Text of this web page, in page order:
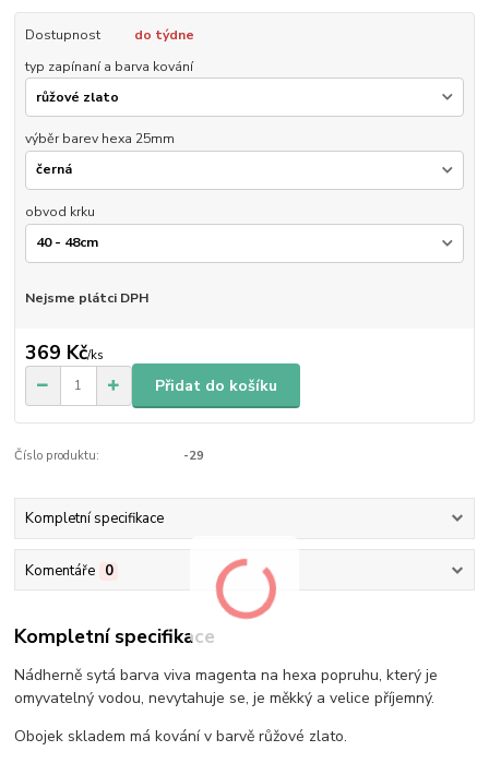
Dostupnost
do týdne
typ zapínaní a barva kování
výběr barev hexa 25mm
obvod krku
Nejsme plátci DPH
369 Kč/ks
Přidat do košíku
Číslo produktu: -29
Kompletní specifikace
Komentáře 0
Kompletní specifikace
Nádherně sytá barva viva magenta na hexa popruhu, který je
omyvatelný vodou, nevytahuje se, je měkký a velice příjemný.
Obojek skladem má kování v barvě růžové zlato.